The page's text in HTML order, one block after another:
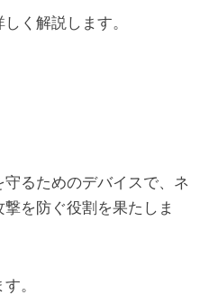
く解説します。
るためのデバイスで、ネ
を防ぐ役割を果たしま
。